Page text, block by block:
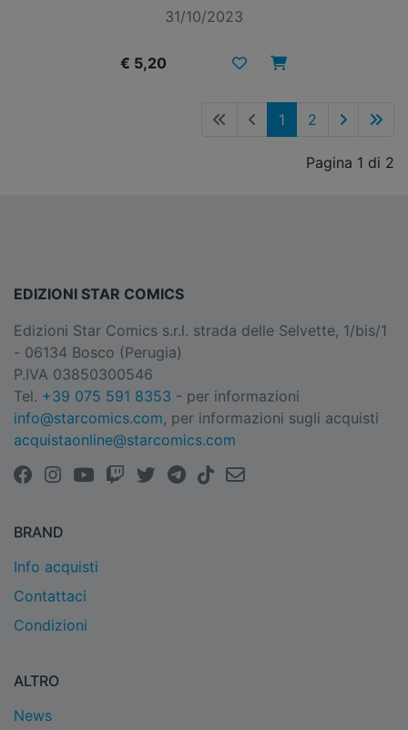
31/10/2023
€ 5,20
1 2
Pagina 1 di 2
EDIZIONI STAR COMICS
Edizioni Star Comics s.r.l. strada delle Selvette, 1/bis/1
- 06134 Bosco (Perugia)
P.IVA 03850300546
Tel. +39 075 591 8353 - per informazioni
info@starcomics.com, per informazioni sugli acquisti
acquistaonline@starcomics.com
BRAND
Info acquisti
Contattaci
Condizioni
ALTRO
News